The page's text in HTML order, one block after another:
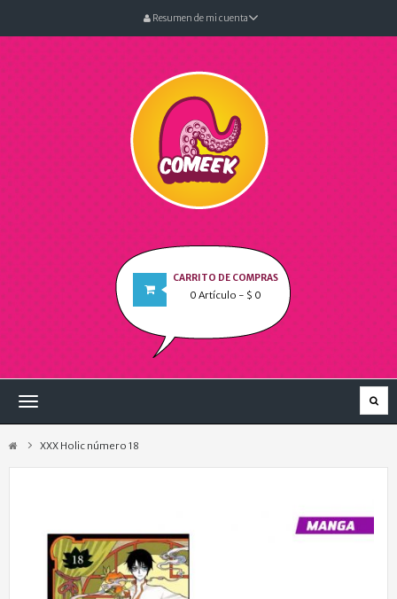
Resumen de mi cuenta
CARRITO DE COMPRAS
0 Artículo - $ 0
Navegación
XXX Holic número 18